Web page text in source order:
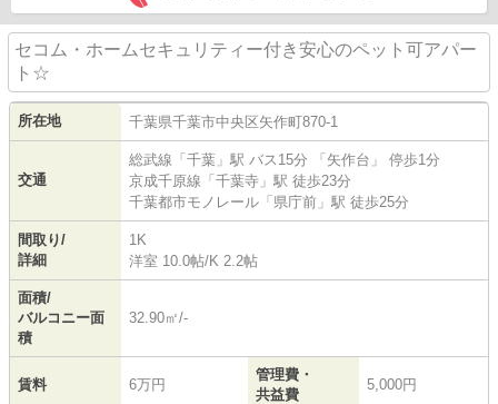
セコム・ホームセキュリティー付き安心のペット可アパー
ト☆
所在地 千葉県千葉市中央区矢作町870-1
交通
総武線 「 千葉 」駅 バス15分 「矢作台」 停歩1分
京成千原線 「 千葉寺 」駅 徒歩23分
千葉都市モノレール 「 県庁前 」駅 徒歩25分
間取り/
詳細
1K
洋室 10.0帖/K 2.2帖
面積/
バルコニー面
積
32.90㎡/-
賃料 6万円
管理費・
共益費
5,000円